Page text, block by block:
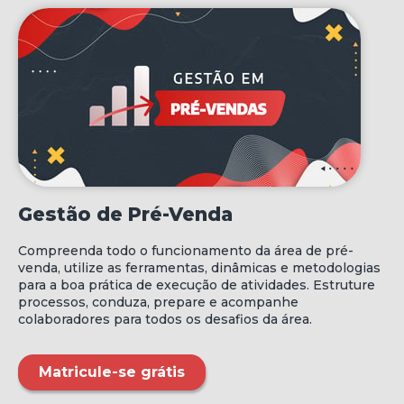
Gestão de Pré-Venda
Compreenda todo o funcionamento da área de pré-
venda, utilize as ferramentas, dinâmicas e metodologias
para a boa prática de execução de atividades. Estruture
processos, conduza, prepare e acompanhe
colaboradores para todos os desafios da área.
Matricule-se grátis